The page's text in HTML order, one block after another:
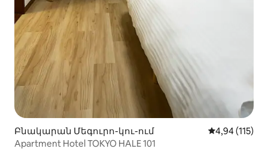
Բնակարան Մեգուրո-կու-ում Միջին
4,94 (115)
Apartment Hotel TOKYO HALE 101